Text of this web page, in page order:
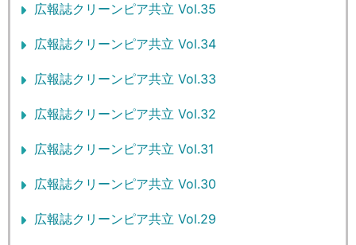
広報誌クリーンピア共立 Vol.35
広報誌クリーンピア共立 Vol.34
広報誌クリーンピア共立 Vol.33
広報誌クリーンピア共立 Vol.32
広報誌クリーンピア共立 Vol.31
広報誌クリーンピア共立 Vol.30
広報誌クリーンピア共立 Vol.29